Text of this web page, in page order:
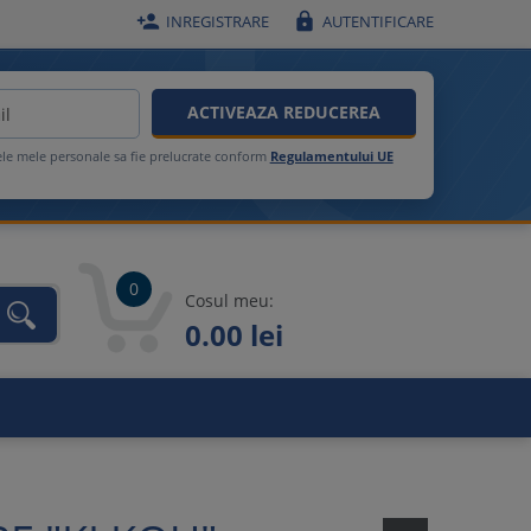
 INREGISTRARE  AUTENTIFICARE
ACTIVEAZA REDUCEREA
mele personale sa fie prelucrate conform Regulamentului UE
0
Cosul meu:
0.00 lei